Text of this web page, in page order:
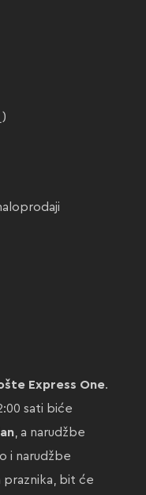
Express One.
sati biće
, a narudžbe
i narudžbe
bit će